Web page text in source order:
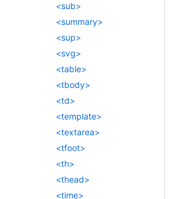
<sub>
<summary>
<sup>
<svg>
<table>
<tbody>
<td>
<template>
<textarea>
<tfoot>
<th>
<thead>
<time>